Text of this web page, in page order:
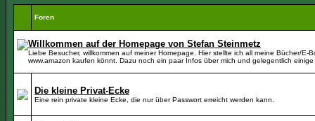
Foren
Willkommen auf der Homepage von Stefan Steinmetz
Liebe Besucher, willkommen auf meiner Homepage. Hier stellte ich all meine Bücher/E-
www.amazon kaufen könnt. Dazu noch ein paar Infos über mich und gelegentlich
Die kleine Privat-Ecke
Eine rein private kleine Ecke, die nur über Passwort erreicht werden kann.